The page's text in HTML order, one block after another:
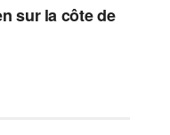
sur la côte de